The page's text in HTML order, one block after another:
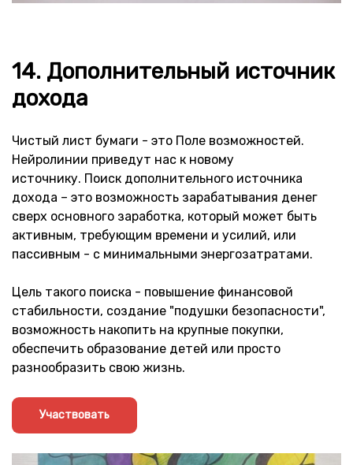
14. Дополнительный источник
дохода
Чистый лист бумаги - это Поле возможностей.
Нейролинии приведут нас к новому
источнику. Поиск дополнительного источника
дохода – это возможность зарабатывания денег
сверх основного заработка, который может быть
активным, требующим времени и усилий, или
пассивным - с минимальными энергозатратами.
Цель такого поиска - повышение финансовой
стабильности, создание "подушки безопасности",
возможность накопить на крупные покупки,
обеспечить образование детей или просто
разнообразить свою жизнь.
Участвовать